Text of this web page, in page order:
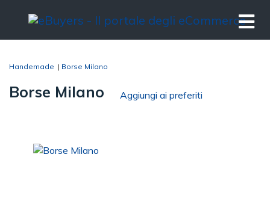
Handemade | Borse Milano
Borse Milano Aggiungi ai preferiti